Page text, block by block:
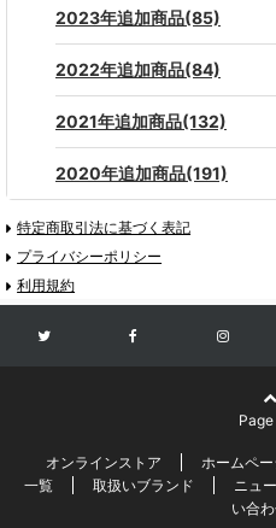
2023年追加商品(85)
2022年追加商品(84)
2021年追加商品(132)
2020年追加商品(191)
特定商取引法に基づく表記
プライバシーポリシー
利用規約
オンラインストア ホームペー
一覧
取扱いブランド ニュ
い合